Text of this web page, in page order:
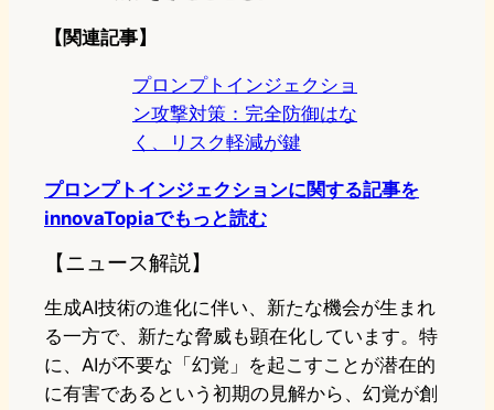
【関連記事】
プロンプトインジェクショ
ン攻撃対策：完全防御はな
く、リスク軽減が鍵
プロンプトインジェクションに関する記事を
innovaTopiaでもっと読む
【ニュース解説】
生成AI技術の進化に伴い、新たな機会が生まれ
る一方で、新たな脅威も顕在化しています。特
に、AIが不要な「幻覚」を起こすことが潜在的
に有害であるという初期の見解から、幻覚が創